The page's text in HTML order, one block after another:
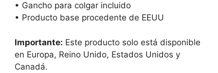
• Gancho para colgar incluido
• Producto base procedente de EEUU
Importante: Este producto solo está disponible
en Europa, Reino Unido, Estados Unidos y
Canadá.